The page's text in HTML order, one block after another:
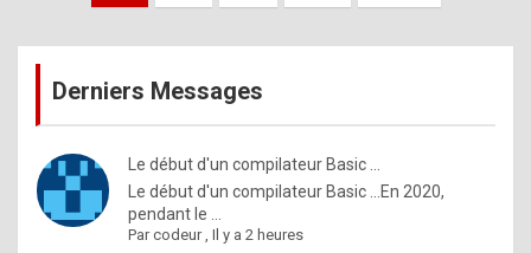
%
m
a
d
publications
Derniers Messages
Le début d'un compilateur Basic ...
Le début d'un compilateur Basic ...En 2020,
pendant le ...
Parcodeur,Il y a 2 heures